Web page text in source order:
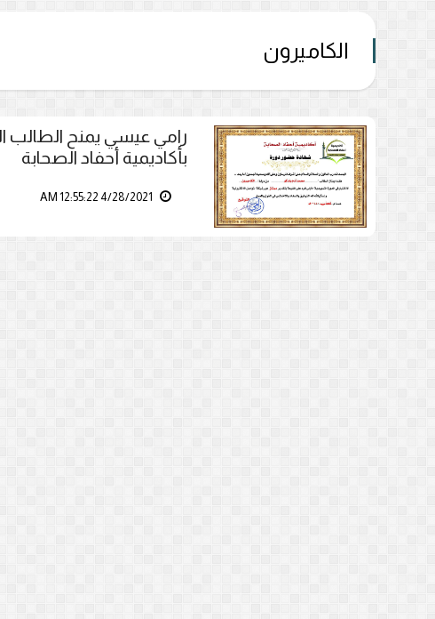
الكاميرون
رامي عيسي يمنح الطالب
بأكاديمية أحفاد الصحابة